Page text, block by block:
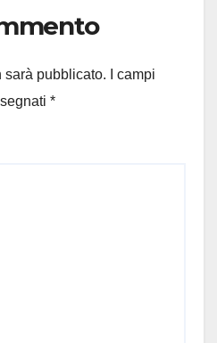
sarà pubblicato.
I campi
*